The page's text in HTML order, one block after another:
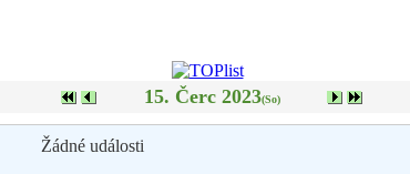
15. Čerc 2023(So)
Žádné události